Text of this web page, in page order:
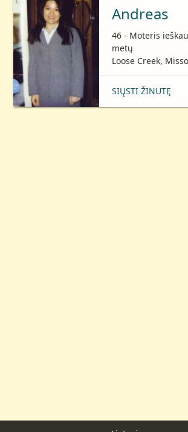
Andreas
46 - Moteris
metų
Loose Creek,
SIŲSTI ŽINUTĘ